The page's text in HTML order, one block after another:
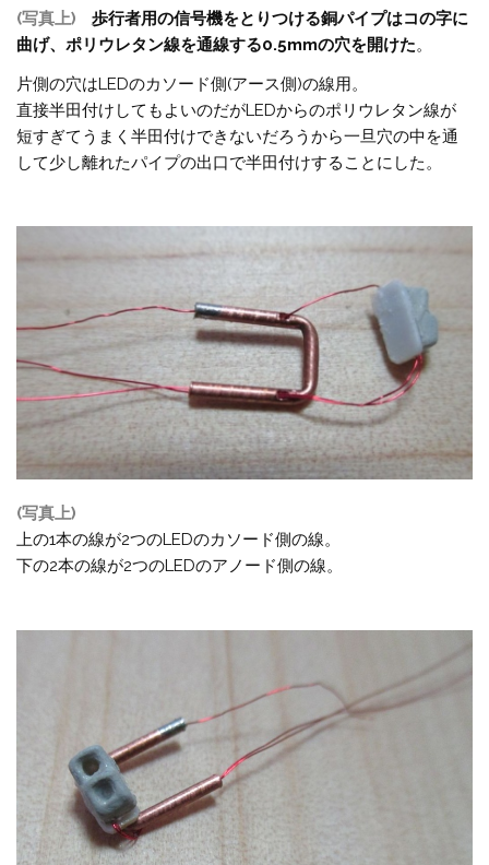
(写真上)
歩行者用の信号機をとりつける銅パイプはコの字に
曲げ、ポリウレタン線を通線する0.5mmの穴を開けた。
片側の穴はLEDのカソード側(アース側)の線用。
直接半田付けしてもよいのだがLEDからのポリウレタン線が
短すぎてうまく半田付けできないだろうから一旦穴の中を通
して少し離れたパイプの出口で半田付けすることにした。
(写真上)
上の1本の線が2つのLEDのカソード側の線。
下の2本の線が2つのLEDのアノード側の線。